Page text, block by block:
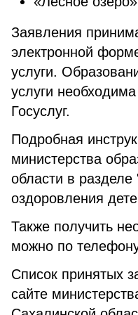
Заявления
электронной
услуги.
услуги
Госуслуг.
Подробная
министерства
области в
оздоровления
Также получить
можно по
Список принятых
сайте